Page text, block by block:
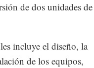
de dos unidades de
incluye el diseño, la
de los equipos,